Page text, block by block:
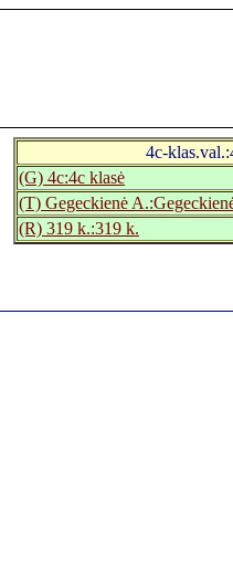
4c-
(G) 4c:4c klasė
(T) Gegeckienė
(R) 319 k.:319 k.